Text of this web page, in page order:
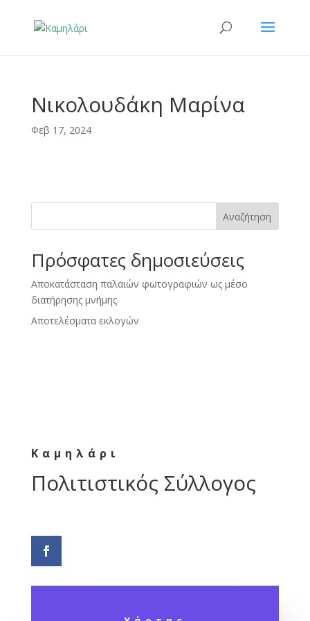
Νικολουδάκη Μαρίνα
Φεβ 17, 2024
Αναζήτηση
Πρόσφατες δημοσιεύσεις
Αποκατάσταση παλαιών φωτογραφιών ως μέσο
διατήρησης μνήμης
Αποτελέσματα εκλογών
Καμηλάρι
Πολιτιστικός Σύλλογος